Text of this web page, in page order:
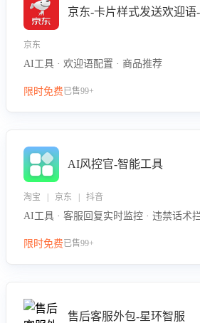
京东-卡片样式发送欢迎
京东
AI工具 · 欢迎语配置 · 商品推荐
限时免费已售99+
AI风控官-智能工具
淘宝 | 京东 | 抖音
AI工具 · 客服回复实时监控 · 违禁话术
限时免费已售99+
售后客服外包-星环智服